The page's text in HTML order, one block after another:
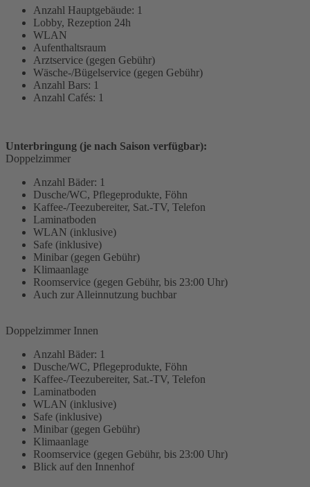
Anzahl Hauptgebäude: 1
Lobby, Rezeption 24h
WLAN
Aufenthaltsraum
Arztservice (gegen Gebühr)
Wäsche-/Bügelservice (gegen Gebühr)
Anzahl Bars: 1
Anzahl Cafés: 1
Unterbringung (je nach Saison verfügbar):
Doppelzimmer
Anzahl Bäder: 1
Dusche/WC, Pflegeprodukte, Föhn
Kaffee-/Teezubereiter, Sat.-TV, Telefon
Laminatboden
WLAN (inklusive)
Safe (inklusive)
Minibar (gegen Gebühr)
Klimaanlage
Roomservice (gegen Gebühr, bis 23:00 Uhr)
Auch zur Alleinnutzung buchbar
Doppelzimmer Innen
Anzahl Bäder: 1
Dusche/WC, Pflegeprodukte, Föhn
Kaffee-/Teezubereiter, Sat.-TV, Telefon
Laminatboden
WLAN (inklusive)
Safe (inklusive)
Minibar (gegen Gebühr)
Klimaanlage
Roomservice (gegen Gebühr, bis 23:00 Uhr)
Blick auf den Innenhof